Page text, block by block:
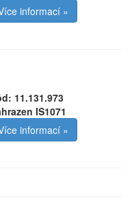
informací »
11.131.973
IS1071
informací »